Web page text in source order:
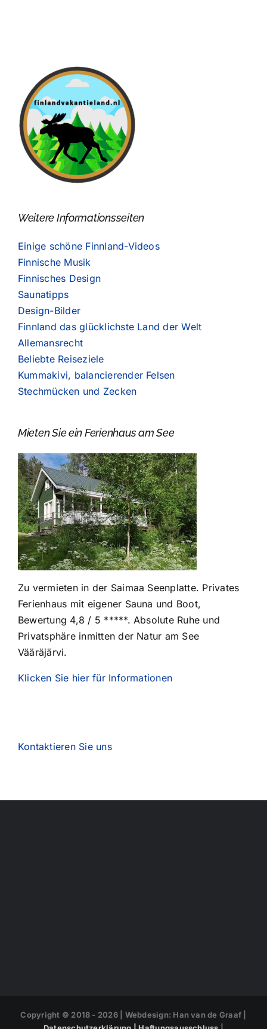
Weitere Informationsseiten
Einige schöne Finnland-Videos
Finnische Musik
Finnisches Design
Saunatipps
Design-Bilder
Finnland das glücklichste Land der Welt
Allemansrecht
Beliebte Reiseziele
Kummakivi, balancierender Felsen
Stechmücken und Zecken
Mieten Sie ein Ferienhaus am See
Zu vermieten in der Saimaa Seenplatte. Privates
Ferienhaus mit eigener Sauna und Boot,
Bewertung 4,8 / 5 *****. Absolute Ruhe und
Privatsphäre inmitten der Natur am See
Vääräjärvi.
Klicken Sie hier für Informationen
Kontaktieren Sie uns
Copyright © 2018 - 2026 | Webdesign: Han van de Graaf |